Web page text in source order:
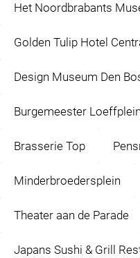
Het Noordbrabants
Golden Tulip Hotel
Design Museum Den
Burgemeester Loeffplein
Brasserie Top
Minderbroedersplein
Theater aan de Parade
Japans Sushi & Grill